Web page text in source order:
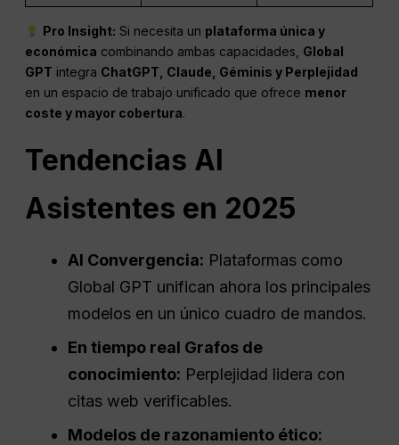
Pro Insight: Si necesita un plataforma única y
económica combinando ambas capacidades, Global
GPT integra ChatGPT , Claude, Géminis y Perplejidad
en un espacio de trabajo unificado que ofrece menor
coste y mayor cobertura.
Tendencias AI
Asistentes en 2025
AI Convergencia: Plataformas como
Global GPT unifican ahora los principales
modelos en un único cuadro de mandos.
En tiempo real Grafos de
conocimiento: Perplejidad lidera con
citas web verificables.
Modelos de razonamiento ético: